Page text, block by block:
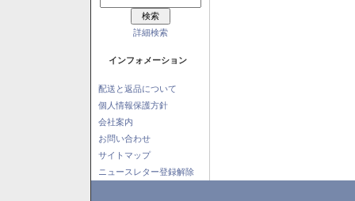
詳細検索
インフォメーション
配送と返品について
個人情報保護方針
会社案内
お問い合わせ
サイトマップ
ニュースレター登録解除